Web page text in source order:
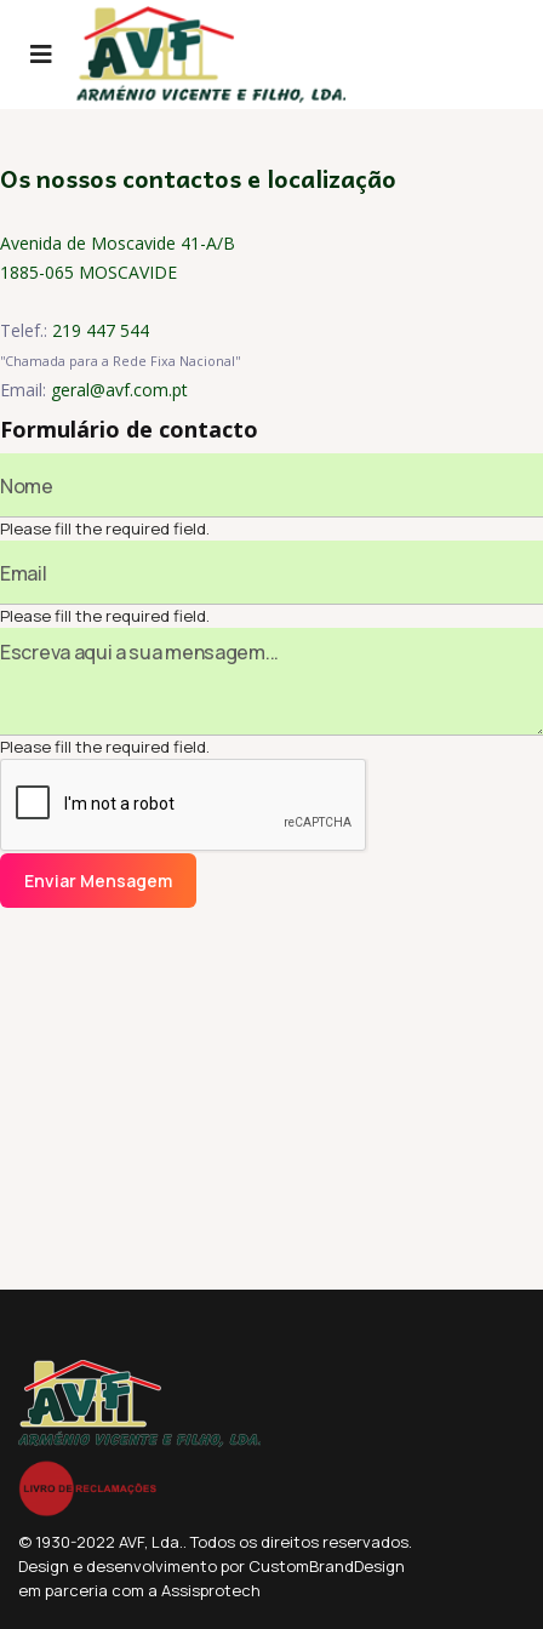
Os nossos contactos e localização
Avenida de Moscavide 41-A/B
1885-065 MOSCAVIDE
Telef.: 219 447 544
''Chamada para a Rede Fixa Nacional''
Email: geral@avf.com.pt
Formulário de contacto
Please fill the required field.
Please fill the required field.
Please fill the required field.
Enviar Mensagem
© 1930-2022 AVF, Lda.. Todos os direitos reservados.
Design e desenvolvimento por CustomBrandDesign
em parceria com a Assisprotech